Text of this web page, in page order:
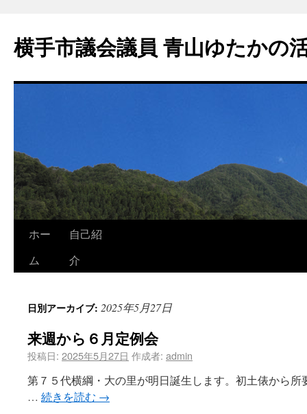
横手市議会議員 青山ゆたかの
ホー
ム
自己紹
介
日別アーカイブ: 2025年5月27日
来週から６月定例会
投稿日: 2025年5月27日 作成者: admin
第７５代横綱・大の里が明日誕生します。初土俵から
… 続きを読む →